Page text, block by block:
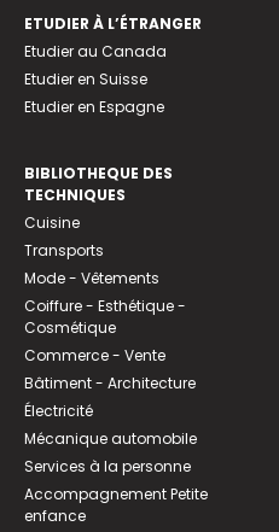
ETUDIER À L’ÉTRANGER
Etudier au Canada
Etudier en Suisse
Etudier en Espagne
BIBLIOTHEQUE DES
TECHNIQUES
Cuisine
Transports
Mode - Vêtements
Coiffure - Esthétique -
Cosmétique
Commerce - Vente
Bâtiment - Architecture
Électricité
Mécanique automobile
Services à la personne
Accompagnement Petite
enfance